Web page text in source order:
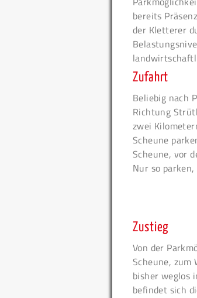
bereits
der Kletterer
Zufahrt
Beliebig nach
Richtung
zwei
Scheune
Scheune, vor
Nur so
Zustieg
Von der
Scheune, zum
bisher weglos
befindet sich